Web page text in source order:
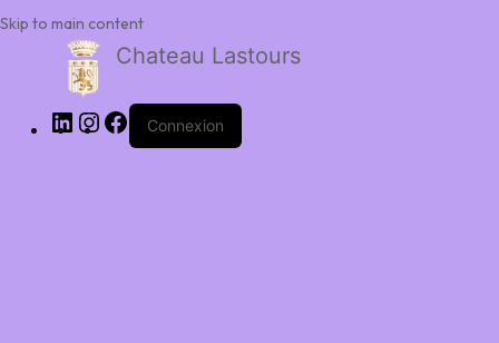
Skip to main content
Chateau Lastours
Connexion